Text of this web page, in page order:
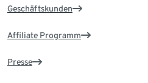
Geschäftskunden
Affiliate Programm
Presse